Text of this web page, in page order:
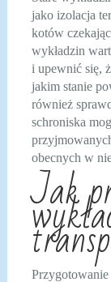
jako izolacja
kotów
wykładzin
i upewnić się,
jakim stanie
również
schroniska
obecnych w
Jak
Przygotowanie